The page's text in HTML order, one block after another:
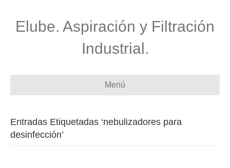
Elube. Aspiración y Filtración
Industrial.
Menú
Entradas Etiquetadas ‘nebulizadores para
desinfección’